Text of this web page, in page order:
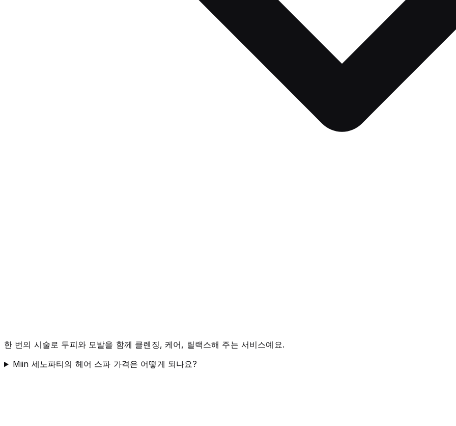
한 번의 시술로 두피와 모발을 함께 클렌징, 케어, 릴랙스해 주는 서비스예요.
Miin 세노파티의 헤어 스파 가격은 어떻게 되나요?